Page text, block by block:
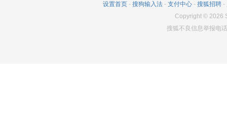
设置首页 - 搜狗输入法 - 支付中心 - 搜狐招聘 -
Copyright © 2026
搜狐不良信息举报电